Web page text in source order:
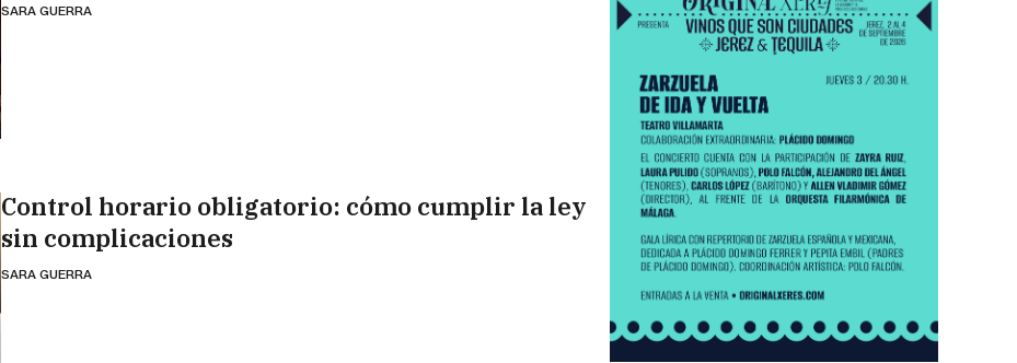
SARA GUERRA
Control horario obligatorio: cómo cumplir la ley
sin complicaciones
SARA GUERRA